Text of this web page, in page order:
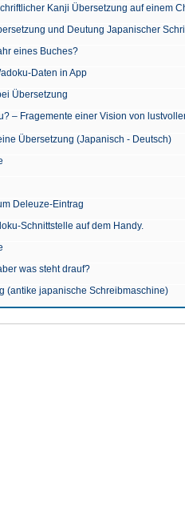
Kanji Übersetzung auf einem
und Deutung Japanischer
eines Buches?
Daten in App
Übersetzung
– Fragemente einer Vision von
Übersetzung (Japanisch - Deutsch)
Deleuze-Eintrag
Schnittstelle auf dem Handy.
was steht drauf?
(antike japanische Schreibmaschine)